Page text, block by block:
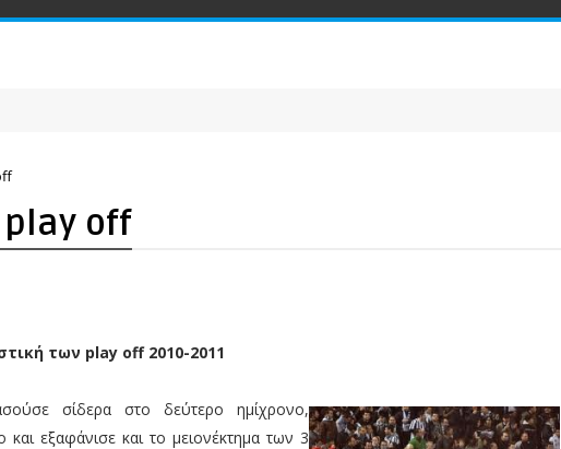
play off
των play off 2010-2011
σίδερα στο δεύτερο ημίχρονο,
εξαφάνισε και το μειονέκτημα των 3